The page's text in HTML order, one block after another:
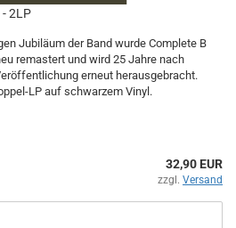
- 2LP
Jubiläum der Band wurde Complete B
remastert und wird 25 Jahre nach
erneut herausgebracht.
LP auf schwarzem Vinyl.
32,90 EUR
zzgl. Versand